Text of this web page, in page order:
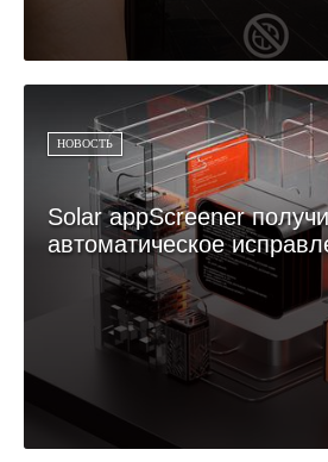
НОВОСТЬ
Solar appScreener
автоматическое